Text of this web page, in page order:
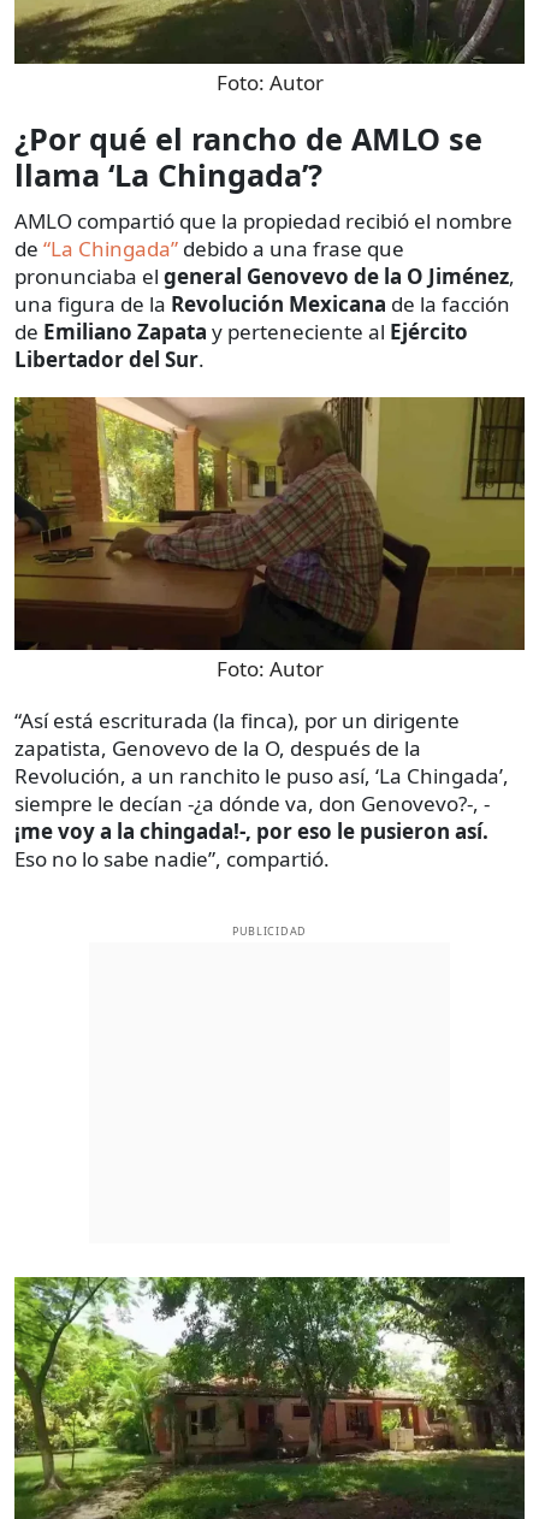
Foto: Autor
¿Por qué el rancho de AMLO se
llama ‘La Chingada’?
AMLO compartió que la propiedad recibió el nombre
de “La Chingada” debido a una frase que
pronunciaba el general Genovevo de la O Jiménez,
una figura de la Revolución Mexicana de la facción
de Emiliano Zapata y perteneciente al Ejército
Libertador del Sur.
Foto: Autor
“Así está escriturada (la finca), por un dirigente
zapatista, Genovevo de la O, después de la
Revolución, a un ranchito le puso así, ‘La Chingada’,
siempre le decían -¿a dónde va, don Genovevo?-, -
¡me voy a la chingada!-, por eso le pusieron así.
Eso no lo sabe nadie”, compartió.
PUBLICIDAD